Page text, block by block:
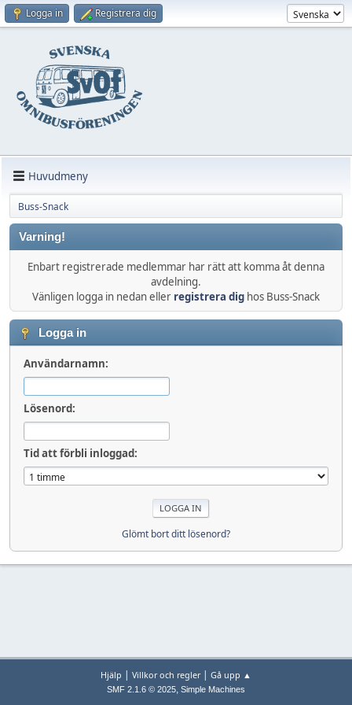
Logga in Registrera dig
Huvudmeny
Buss-Snack
Varning!
Enbart registrerade medlemmar har rätt att komma åt denna
avdelning.
Vänligen logga in nedan eller registrera dig hos Buss-Snack
Logga in
Användarnamn:
Lösenord:
Tid att förbli inloggad:
Glömt bort ditt lösenord?
Hjälp | Villkor och regler| Gå upp ▲
SMF 2.1.6 © 2025, Simple Machines